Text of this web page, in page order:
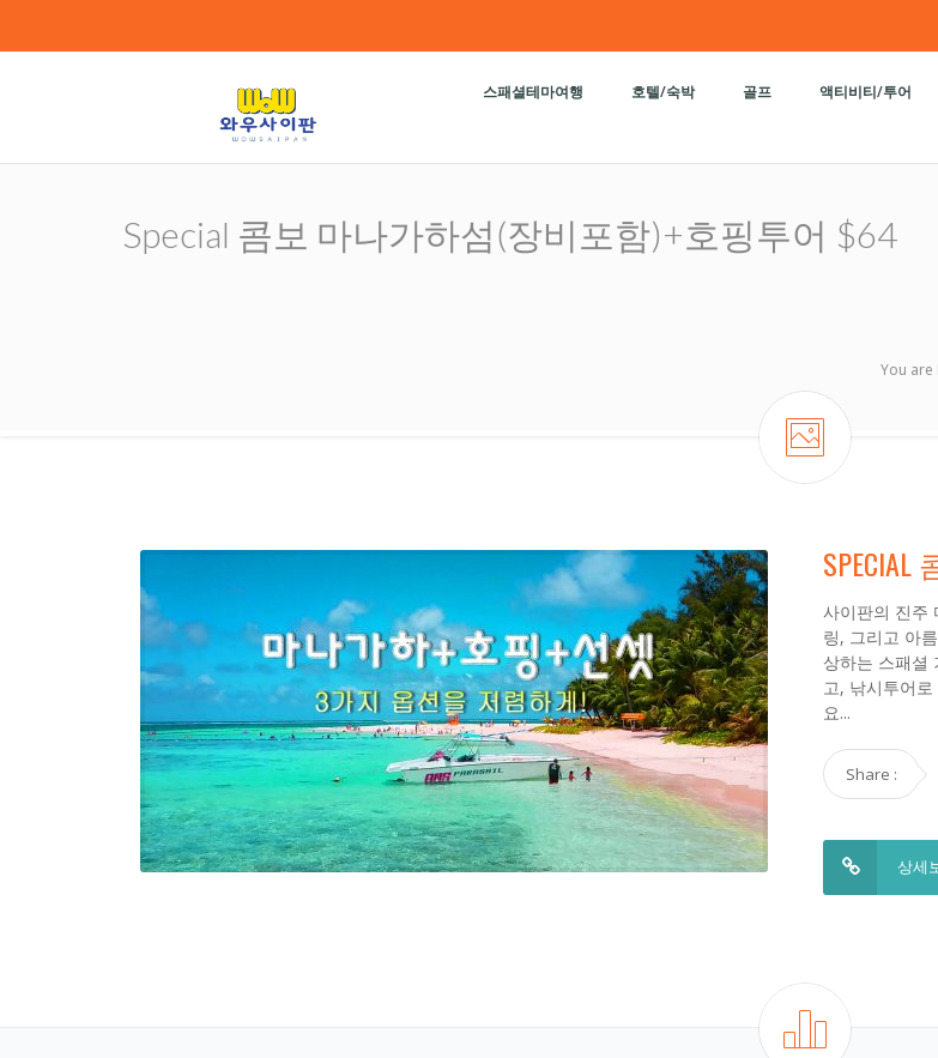
스패셜테마여행 호텔/숙박 골프 액티비티/투어
Special 콤보 마나가하섬(장비포함)+호핑투어 $64
You are
사이판의 진주
링, 그리고 아
상하는 스패셜
고, 낚시투어
요...
Share :
상세